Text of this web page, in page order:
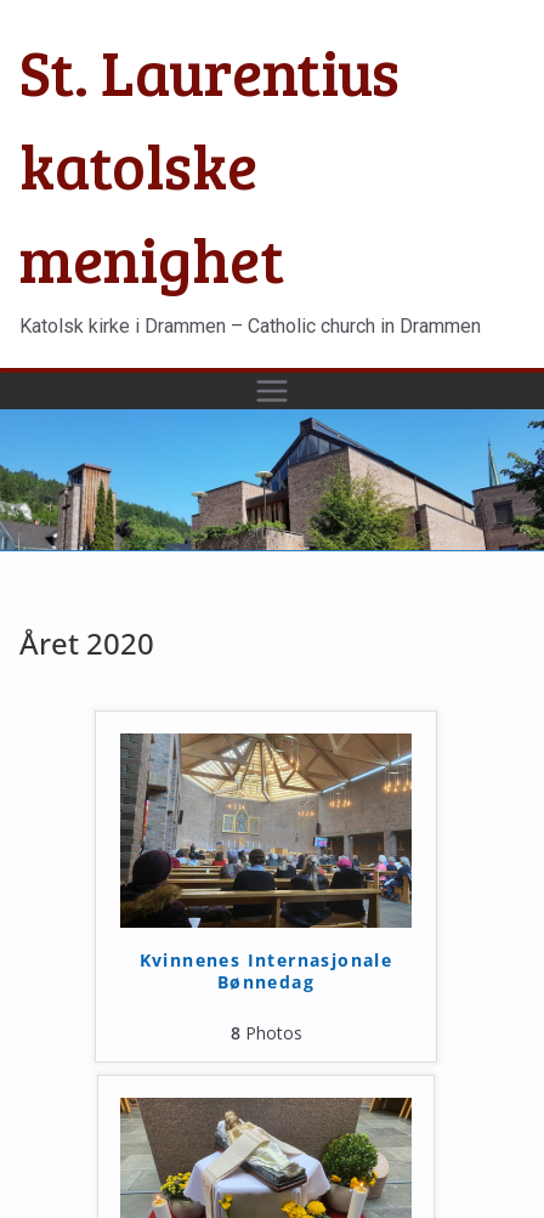
innholdet
St. Laurentius
katolske
menighet
Katolsk kirke i Drammen – Catholic church in Drammen
Året 2020
Kvinnenes Internasjonale
Bønnedag
8Photos